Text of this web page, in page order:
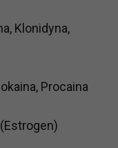
Klonidyna,
Procaina